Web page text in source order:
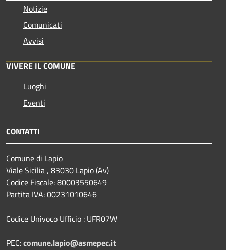
Notizie
Comunicati
Avvisi
VIVERE IL COMUNE
Luoghi
Eventi
CONTATTI
Comune di Lapio
Viale Sicilia , 83030 Lapio (Av)
Codice Fiscale: 80003550649
Partita IVA: 00231010646
Codice Univoco Ufficio : UFR07W
PEC:comune.lapio@asmepec.it